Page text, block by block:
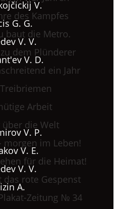
V.
des Kampfes
G. G.
baut die Metro.
V. V.
dem Plünderer
V. D.
ein Jahr
Arbeit
über die Welt
V. P.
morgen im Leben!
V. E.
für die Heimat!
V. V.
das rote Gespenst
A.
Zeitung № 34